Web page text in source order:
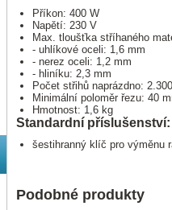
Příkon: 400 W
Napětí: 230 V
Max. tloušťka stříhaného
- uhlíkové oceli: 1,6 mm
- nerez oceli: 1,2 mm
- hliníku: 2,3 mm
Počet střihů naprázdno:
Minimální poloměr řezu: 40
Hmotnost: 1,6 kg
Standardní příslušenství:
šestihranný klíč pro výměnu
Podobné produkty